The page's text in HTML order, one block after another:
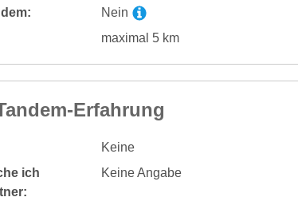
Nein
maximal 5 km
Erfahrung
Keine
ich
Keine Angabe